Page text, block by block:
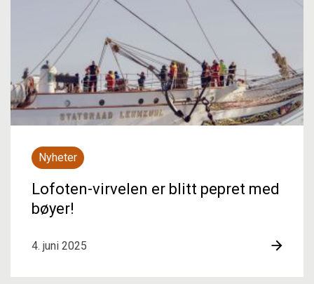
Nyheter
Lofoten-virvelen er blitt pepret med
bøyer!
4. juni 2025